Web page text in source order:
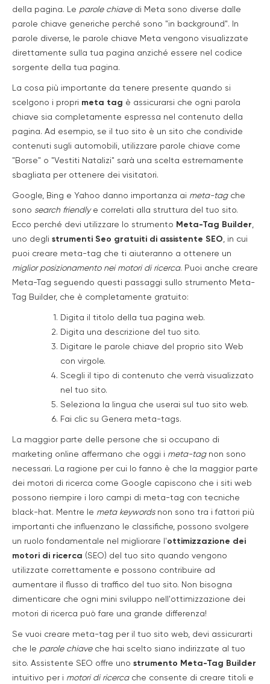
della pagina. Le parole chiavedi Meta sono diverse dalle
parole chiave generiche perché sono "in background". In
parole diverse, le parole chiave Meta vengono visualizzate
direttamente sulla tua pagina anziché essere nel codice
sorgente della tua pagina.
La cosa più importante da tenere presente quando si
scelgono i propri meta tag è assicurarsi che ogni parola
chiave sia completamente espressa nel contenuto della
pagina. Ad esempio, se il tuo sito è un sito che condivide
contenuti sugli automobili, utilizzare parole chiave come
"Borse" o "Vestiti Natalizi" sarà una scelta estremamente
sbagliata per ottenere dei visitatori.
Google, Bing e Yahoo danno importanza ai meta-tagche
sono search friendlye correlati alla struttura del tuo sito.
Ecco perché devi utilizzare lo strumento Meta-Tag Builder,
uno degli strumenti Seo gratuiti di assistente SEO, in cui
puoi creare meta-tag che ti aiuteranno a ottenere un
miglior posizionamento nei motori di ricerca. Puoi anche creare
Meta-Tag seguendo questi passaggi sullo strumento Meta-
Tag Builder, che è completamente gratuito:
Digita il titolo della tua pagina web.
Digita una descrizione del tuo sito.
Digitare le parole chiave del proprio sito Web
con virgole.
Scegli il tipo di contenuto che verrà visualizzato
nel tuo sito.
Seleziona la lingua che userai sul tuo sito web.
Fai clic su Genera meta-tags.
La maggior parte delle persone che si occupano di
marketing online affermano che oggi i meta-tagnon sono
necessari. La ragione per cui lo fanno è che la maggior parte
dei motori di ricerca come Google capiscono che i siti web
possono riempire i loro campi di meta-tag con tecniche
black-hat. Mentre le meta keywords non sono tra i fattori più
importanti che influenzano le classifiche, possono svolgere
un ruolo fondamentale nel migliorare l'ottimizzazione dei
motori di ricerca (SEO) del tuo sito quando vengono
utilizzate correttamente e possono contribuire ad
aumentare il flusso di traffico del tuo sito. Non bisogna
dimenticare che ogni mini sviluppo nell'ottimizzazione dei
motori di ricerca può fare una grande differenza!
Se vuoi creare meta-tag per il tuo sito web, devi assicurarti
che le parole chiaveche hai scelto siano indirizzate al tuo
sito. Assistente SEO offre uno strumento Meta-Tag Builder
intuitivo per i motori di ricercache consente di creare titoli e